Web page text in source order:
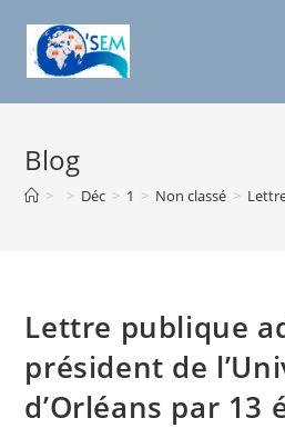
content
Blog
> > Déc > 1 > Non classé >
Lettre publique
président de
d’Orléans par 13